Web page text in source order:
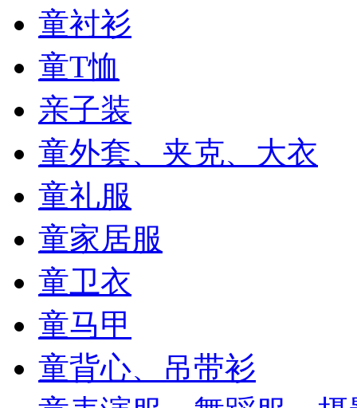
童衬衫
童T恤
亲子装
童外套、夹克、大衣
童礼服
童家居服
童卫衣
童马甲
童背心、吊带衫